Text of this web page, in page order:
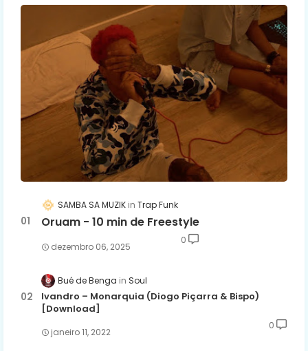
SAMBA SA MUZIK Trap Funk
Oruam - 10 min de Freestyle
dezembro 06, 2025
0
Bué de Benga Soul
Ivandro – Monarquia (Diogo Piçarra & Bispo)
[Download]
janeiro 11, 2022
0